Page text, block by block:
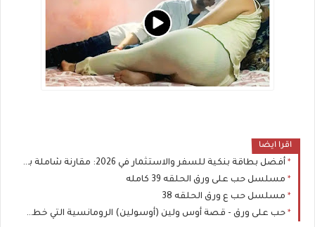
اقرا ايضا
أفضل بطاقة بنكية للسفر والاستثمار في 2026: مقارنة شاملة بين Visa و Mastercard لتوفير المال
مسلسل حب على ورق الحلقه 39 كامله
مسلسل حب ع ورق الحلقه 38
حب على ورق - قصة أوس ولين (أوسولين) الرومانسية التي خطفت القلوب